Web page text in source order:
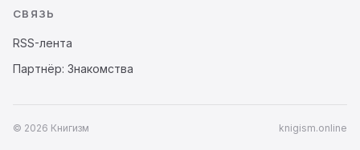
СВЯЗЬ
RSS-лента
Партнёр: Знакомства
© 2026 Книгизм knigism.online